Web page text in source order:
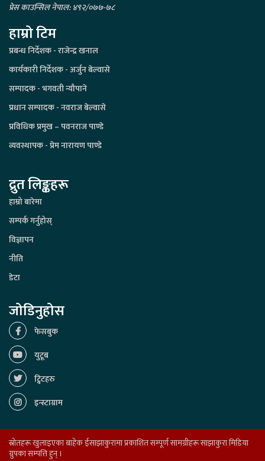
प्रेस काउन्सिल नेपाल: ४९२/०७७-७८
हाम्रो टिम
प्रबन्ध निर्देशक - राजेन्द्र खनाल
कार्यकारी निर्देशक - अर्जुन बेल्वासे
सम्पादक - भगवती न्यौपाने
प्रधान सम्पादक - नवराज बेल्वासे
प्रविधिक प्रमुख – पवनराज पाण्डे
व्यवस्थापक - प्रेम नारायण पाण्डे
द्रुत लिङ्कहरू
हाम्रो बारेमा
सम्पर्क गर्नुहोस्
विज्ञापन
नीति
डेटा
जोडिनुहोस
फेसबुक
युटूब
ट्विटहरु
इन्स्टाग्राम
स्रोतहरू खुलाइएका बाहेक ईसाझाकुरामा प्रकाशित सम्पूर्ण सामग्रीहरू साझाकुरा मिडिया
ग्रुपका सम्पत्ति हुन् ।